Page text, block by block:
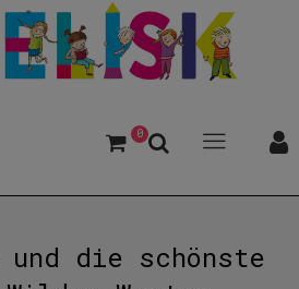
0
und die schönste